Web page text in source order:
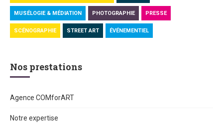
MUSÉLOGIE & MÉDIATION PHOTOGRAPHIE PRESSE
SCÉNOGRAPHIE STREET ART ÉVÉNEMENTIEL
Nos prestations
Agence COMforART
Notre expertise